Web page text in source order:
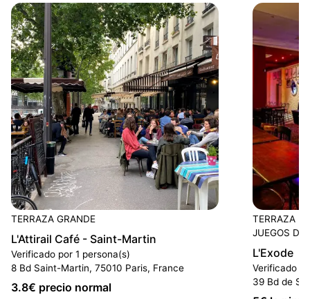
TERRAZA GRANDE
L'Attirail Café - Saint-Martin
Verificado por 1 persona(s)
8 Bd Saint-Martin, 75010 Paris, France
3.8€ precio normal
TERRAZA
JUEGOS DE
L'Exode
Verificado
39 Bd de